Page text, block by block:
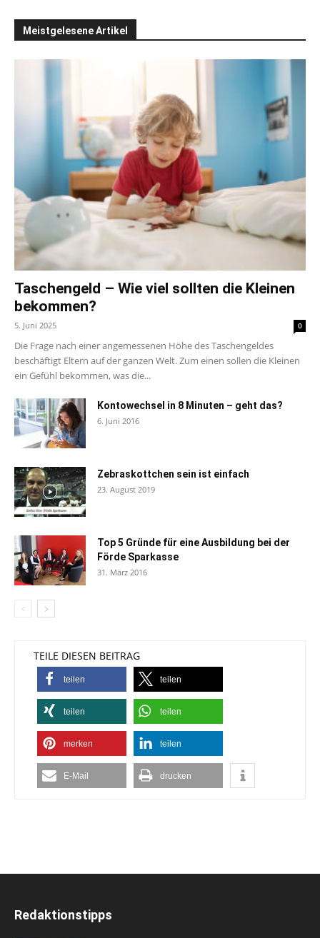
Meistgelesene Artikel
Taschengeld – Wie viel sollten die Kleinen
bekommen?
5. Juni 2025 0
Die Frage nach einer angemessenen Höhe des Taschengeldes
beschäftigt Eltern auf der ganzen Welt. Zum einen sollen die Kleinen
ein Gefühl bekommen, was die...
Kontowechsel in 8 Minuten – geht das?
6. Juni 2016
Zebraskottchen sein ist einfach
23. August 2019
Top 5 Gründe für eine Ausbildung bei der
Förde Sparkasse
31. März 2016
TEILE DIESEN BEITRAG
teilen teilen
teilen teilen
merken teilen
E-Mail drucken
Redaktionstipps